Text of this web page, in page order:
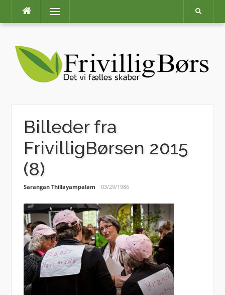
content
Menu
Billeder fra
FrivilligBørsen 2015
(8)
Sarangan Thillayampalam 03/29/1986